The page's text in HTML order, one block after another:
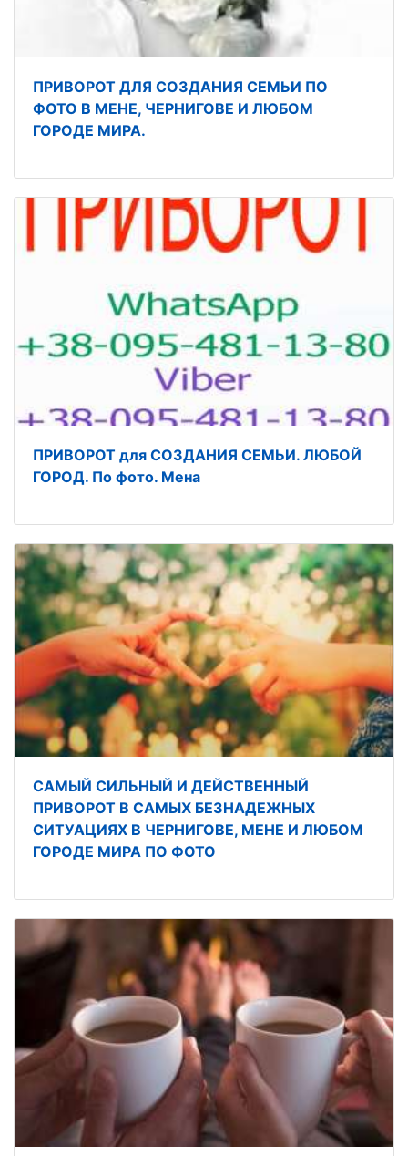
ПРИВОРОТ ДЛЯ СОЗДАНИЯ СЕМЬИ ПО
ФОТО В МЕНЕ, ЧЕРНИГОВЕ И ЛЮБОМ
ГОРОДЕ МИРА.
ПРИВОРОТ для СОЗДАНИЯ СЕМЬИ. ЛЮБОЙ
ГОРОД. По фото. Мена
САМЫЙ СИЛЬНЫЙ И ДЕЙСТВЕННЫЙ
ПРИВОРОТ В САМЫХ БЕЗНАДЕЖНЫХ
СИТУАЦИЯХ В ЧЕРНИГОВЕ, МЕНЕ И ЛЮБОМ
ГОРОДЕ МИРА ПО ФОТО